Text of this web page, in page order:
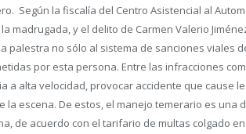
Según la fiscalía del Centro Asistencial al
madrugada, y el delito de Carmen Valerio
palestra no sólo al sistema de sanciones viales
por esta persona. Entre las infracciones
a alta velocidad, provocar accidente que cause
la escena. De estos, el manejo temerario es una
de acuerdo con el tarifario de multas colgado